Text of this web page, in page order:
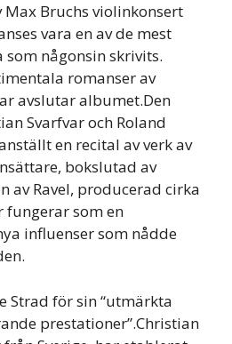
Max Bruchs violinkonsert
vara en av de mest
någonsin skrivits.
romanser av
avslutar albumet.Den
Svarfvar och Roland
en recital av verk av
bokslutad av
av Ravel, producerad cirka
fungerar som en
influenser som nådde
Strad för sin “utmärkta
prestationer”.Christian